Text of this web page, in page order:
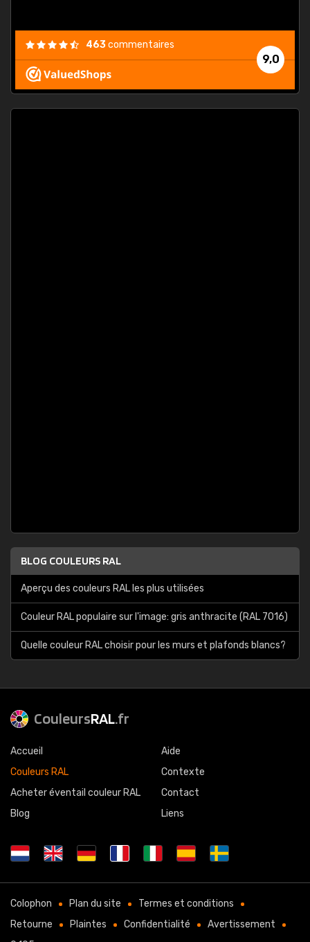
9,0
463commentaires
BLOG COULEURS RAL
Aperçu des couleurs RAL les plus utilisées
Couleur RAL populaire sur l'image: gris anthracite (RAL 7016)
Quelle couleur RAL choisir pour les murs et plafonds blancs?
CouleursRAL.fr
Accueil
Couleurs RAL
Acheter éventail couleur RAL
Blog
Aide
Contexte
Contact
Liens
Colophon Plan du site
Termes et conditions
Retourne
Plaintes Confidentialité
Avertissement